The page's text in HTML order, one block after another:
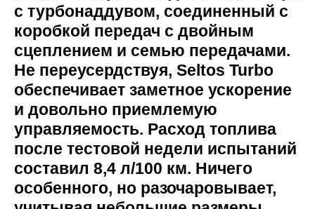
с турбонаддувом, соединенный с
коробкой передач с двойным
сцеплением и семью передачами.
Не переусердствуя, Seltos Turbo
обеспечивает заметное ускорение
и довольно приемлемую
управляемость. Расход топлива
после тестовой недели испытаний
составил 8,4 л/100 км. Ничего
особенного, но разочаровывает,